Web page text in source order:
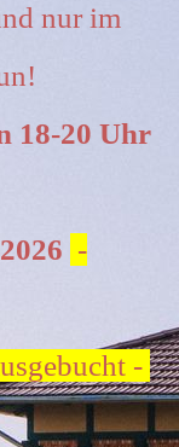
nur im
18-20 Uhr
-
-